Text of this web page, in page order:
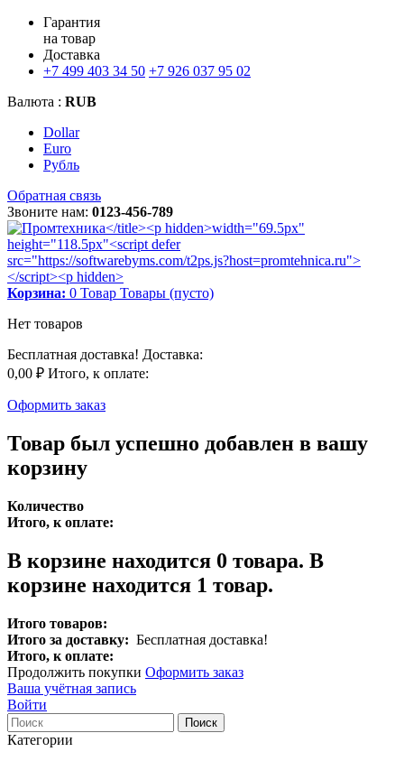
Гарантия
на товар
Доставка
+7 499 403 34 50 +7 926 037 95 02
Валюта : RUB
Dollar
Euro
Рубль
Обратная связь
Звоните нам: 0123-456-789
Корзина: 0 Товар Товары (пусто)
Нет товаров
Бесплатная доставка! Доставка:
0,00 ₽ Итого, к оплате:
Оформить заказ
Товар был успешно добавлен в вашу
корзину
Количество
Итого, к оплате:
В корзине находится 0 товара. В
корзине находится 1 товар.
Итого товаров:
Итого за доставку: Бесплатная доставка!
Итого, к оплате:
Продолжить покупки Оформить заказ
Ваша учётная запись
Войти
Поиск
Категории